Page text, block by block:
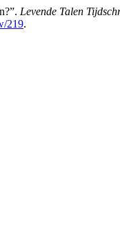
Levende Talen
219.